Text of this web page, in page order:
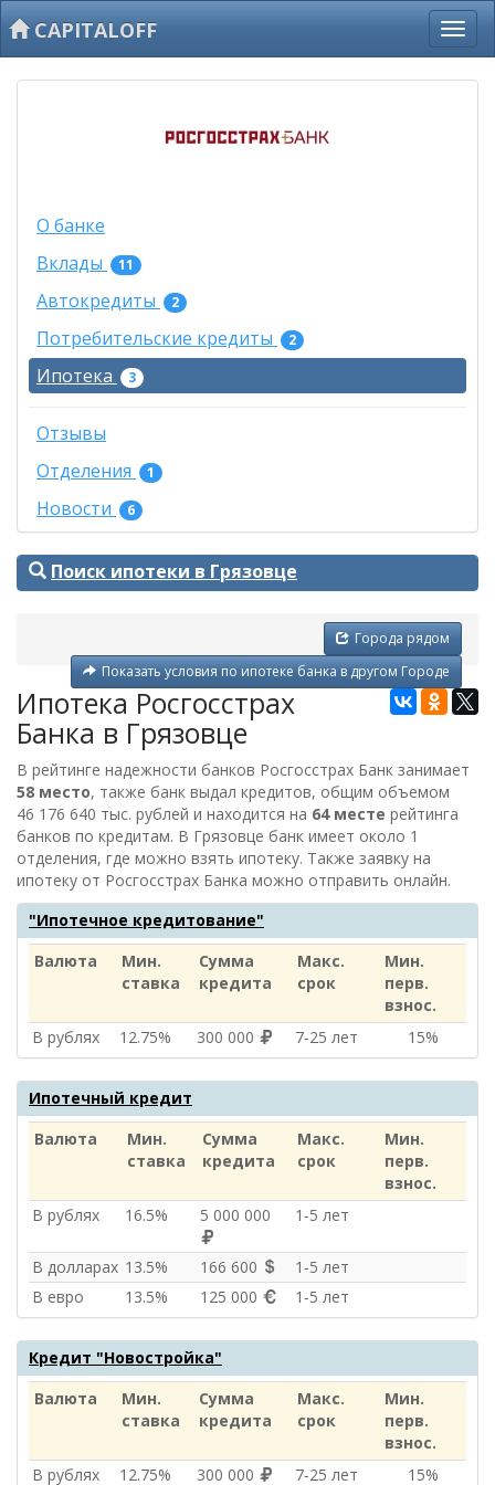
CAPITALOFF
О банке
Вклады
11
Автокредиты 2
Потребительские кредиты 2
Ипотека 3
Отзывы
Отделения
1
Новости 6
Поиск ипотеки в Грязовце
Города рядом
Показать условия по ипотеке банка в другом Городе
Ипотека Росгосстрах
Банка в Грязовце
В рейтинге надежности банков Росгосстрах Банк занимает
58 место, также банк выдал кредитов, общим объемом
46 176 640 тыс. рублей и находится на 64 месте рейтинга
банков по кредитам. В Грязовце банк имеет около 1
отделения, где можно взять ипотеку. Также заявку на
ипотеку от Росгосстрах Банка можно отправить онлайн.
"Ипотечное кредитование"
Валюта
Мин.
ставка
Сумма
кредита
Макс.
срок
Мин.
перв.
взнос.
В рублях
12.75% 300 000 7‑25 лет 15%
Ипотечный кредит
Валюта
Мин.
ставка
Сумма
кредита
Макс.
срок
Мин.
перв.
взнос.
В рублях
16.5% 5 000 000 1‑5 лет
В долларах 13.5% 166 600
1‑5 лет
В евро
13.5% 125 000 1‑5 лет
Кредит "Новостройка"
Валюта
Мин.
ставка
Сумма
кредита
Макс.
срок
Мин.
перв.
взнос.
В рублях
12.75% 300 000 7‑25 лет 15%